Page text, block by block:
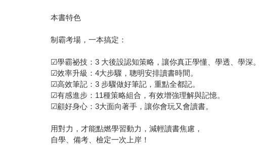
本書特色
制霸考場，一本搞定：
☑學霸祕技：3 大後設認知策略，讓你真正學懂、學透、學深。
☑效率升級：4大步驟，聰明安排讀書時間。
☑高效筆記：3 步驟做好筆記，重點全都記。
☑有感進步：11種策略組合，有效增強理解與記憶。
☑顧好身心：3大面向著手，讓你會玩又會讀書。
用對力，才能點燃學習動力，減輕讀書焦慮，
自學、備考、檢定一次上岸！